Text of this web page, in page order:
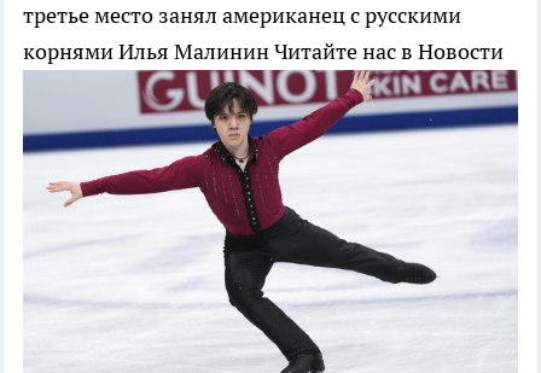
третье место занял американец с русскими
корнями Илья МалининЧитайте нас в Новости